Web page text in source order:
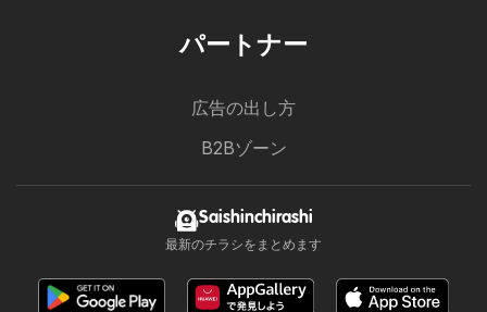
パートナー
広告の出し方
B2Bゾーン
Saishinchirashi
最新のチラシをまとめます